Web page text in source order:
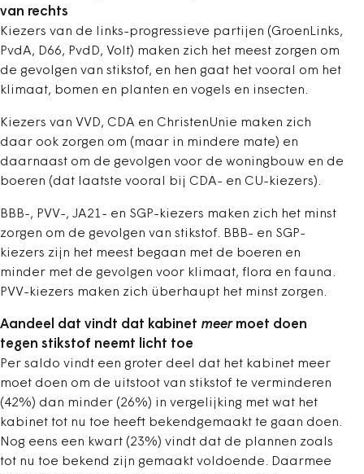
van rechts
Kiezers van de links-progressieve partijen (GroenLinks,
PvdA, D66, PvdD, Volt) maken zich het meest zorgen om
de gevolgen van stikstof, en hen gaat het vooral om het
klimaat, bomen en planten en vogels en insecten.
Kiezers van VVD, CDA en ChristenUnie maken zich
daar ook zorgen om (maar in mindere mate) en
daarnaast om de gevolgen voor de woningbouw en de
boeren (dat laatste vooral bij CDA- en CU-kiezers).
BBB-, PVV-, JA21- en SGP-kiezers maken zich het minst
zorgen om de gevolgen van stikstof. BBB- en SGP-
kiezers zijn het meest begaan met de boeren en
minder met de gevolgen voor klimaat, flora en fauna.
PVV-kiezers maken zich überhaupt het minst zorgen.
Aandeel dat vindt dat kabinet meermoet doen
tegen stikstof neemt licht toe
Per saldo vindt een groter deel dat het kabinet meer
moet doen om de uitstoot van stikstof te verminderen
(42%) dan minder (26%) in vergelijking met wat het
kabinet tot nu toe heeft bekendgemaakt te gaan doen.
Nog eens een kwart (23%) vindt dat de plannen zoals
tot nu toe bekend zijn gemaakt voldoende. Daarmee